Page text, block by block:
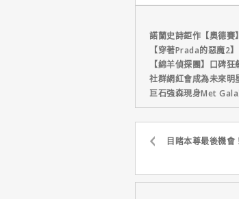
諾蘭史詩鉅作【奧德賽
【穿著Prada的惡魔2
【綿羊偵探團】口碑
社群網紅會成為未來明
巨石強森現身Met Gala
目睹本尊最後機